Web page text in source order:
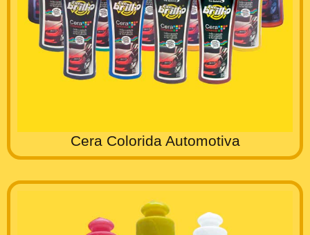
Cera Colorida Automotiva